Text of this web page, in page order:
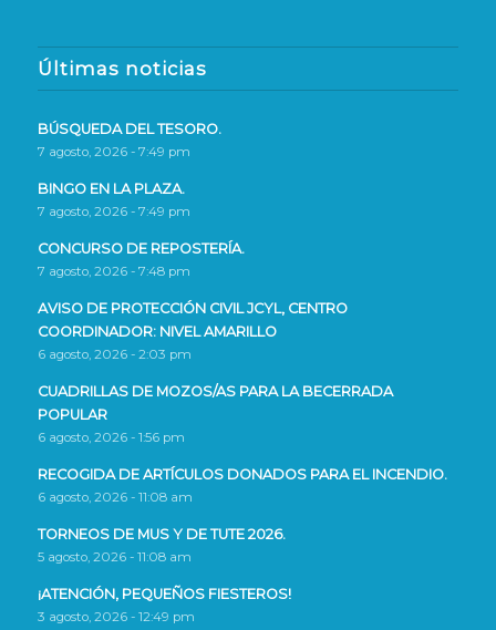
Últimas noticias
BÚSQUEDA DEL TESORO.
7 agosto, 2026 - 7:49 pm
BINGO EN LA PLAZA.
7 agosto, 2026 - 7:49 pm
CONCURSO DE REPOSTERÍA.
7 agosto, 2026 - 7:48 pm
AVISO DE PROTECCIÓN CIVIL JCYL, CENTRO
COORDINADOR: NIVEL AMARILLO
6 agosto, 2026 - 2:03 pm
CUADRILLAS DE MOZOS/AS PARA LA BECERRADA
POPULAR
6 agosto, 2026 - 1:56 pm
RECOGIDA DE ARTÍCULOS DONADOS PARA EL INCENDIO.
6 agosto, 2026 - 11:08 am
TORNEOS DE MUS Y DE TUTE 2026.
5 agosto, 2026 - 11:08 am
¡ATENCIÓN, PEQUEÑOS FIESTEROS!
3 agosto, 2026 - 12:49 pm